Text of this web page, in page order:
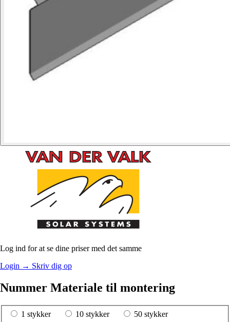
Log ind for at se dine priser med det samme
Login → Skriv dig op
Nummer Materiale til montering
1 stykker 10 stykker 50 stykker